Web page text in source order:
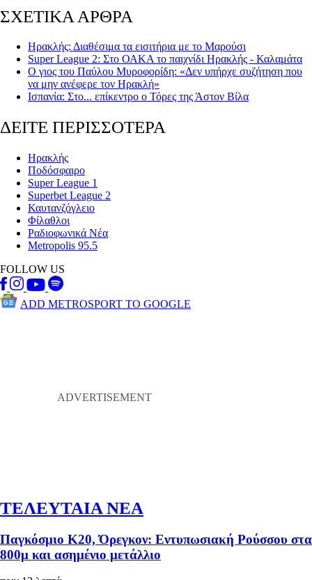
ΣΧΕΤΙΚΑ ΑΡΘΡΑ
Ηρακλής: Διαθέσιμα τα εισιτήρια με το Μαρούσι
Super League 2: Στο ΟΑΚΑ το παιχνίδι Ηρακλής - Καλαμάτα
Ο γιος του Παύλου Μυροφορίδη: «Δεν υπήρχε συζήτηση που
να μην ανέφερε τον Ηρακλή»
Ισπανία: Στο... επίκεντρο ο Τόρες της Άστον Βίλα
ΔΕΙΤΕ ΠΕΡΙΣΣΟΤΕΡΑ
Ηρακλής
Ποδόσφαιρο
Super League 1
Superbet League 2
Καυτανζόγλειο
Φίλαθλοι
Ραδιοφωνικά Νέα
Metropolis 95.5
FOLLOW US
ADD METROSPORT TO GOOGLE
ΤΕΛΕΥΤΑΙΑ ΝΕΑ
Παγκόσμιο Κ20, Όρεγκον: Εντυπωσιακή Ρούσσου στα
800μ και ασημένιο μετάλλιο